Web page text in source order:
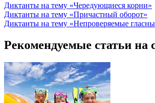
Диктанты на тему «Чередующиеся корни»
Диктанты на тему «Причастный оборот»
Диктанты на тему «Непроверяемые
Рекомендуемые статьи на